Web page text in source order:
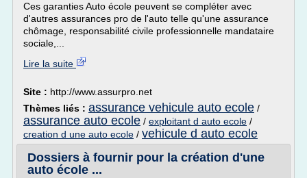
Ces garanties Auto école peuvent se compléter avec
d'autres assurances pro de l'auto telle qu'une assurance
chômage, responsabilité civile professionnelle mandataire
sociale,...
Lire la suite
Site : http://www.assurpro.net
Thèmes liés : assurance vehicule auto ecole /
assurance auto ecole / exploitant d auto ecole /
creation d une auto ecole / vehicule d auto ecole
Dossiers à fournir pour la création d'une
auto école ...